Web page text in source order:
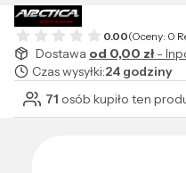
0.00(Oceny: 0
Dostawa od 0,00 zł-
Czas wysyłki:24 godziny
71 osób kupiło ten